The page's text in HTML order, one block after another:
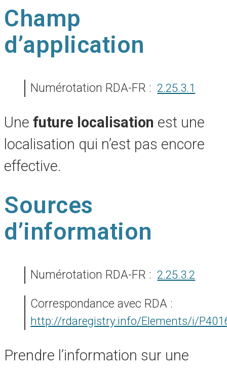
Champ
d’application
Numérotation RDA-FR : 2.25.3.1
Une future localisation est une
localisation qui n’est pas encore
effective.
Sources
d’information
Numérotation RDA-FR : 2.25.3.2
Correspondance avec RDA :
http://rdaregistry.info/Elements/i/
Prendre l’information sur une